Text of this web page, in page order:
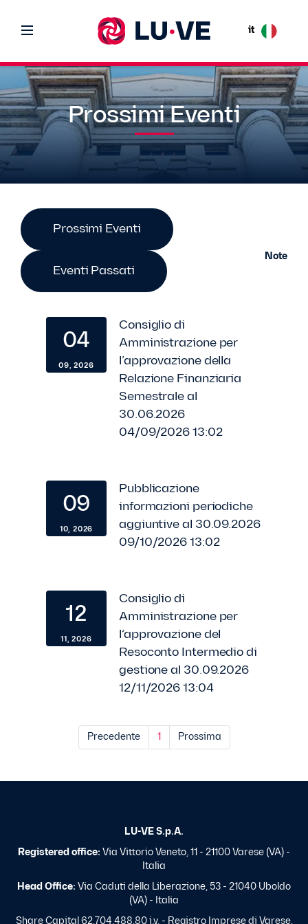
it
Prossimi Eventi
Prossimi Eventi
Eventi Passati
Note
04
09, 2026
Consiglio di
Amministrazione per
l’approvazione della
Relazione Finanziaria
Semestrale al
30.06.2026
04/09/2026 13:02
09
10, 2026
Pubblicazione
informazioni periodiche
aggiuntive al 30.09.2026
09/10/2026 13:02
12
11, 2026
Consiglio di
Amministrazione per
l’approvazione del
Resoconto Intermedio di
gestione al 30.09.2026
12/11/2026 13:04
Precedente 1 Prossima
LU-VE S.p.A.
Registered office: Via Vittorio Veneto, 11 - 21100 Varese (VA) -
Italia
Head Office: Via Caduti della Liberazione, 53 - 21040 Uboldo
(VA) - Italia
Share Capital 62.704.488,80 i.v. - Registro Imprese di Varese,